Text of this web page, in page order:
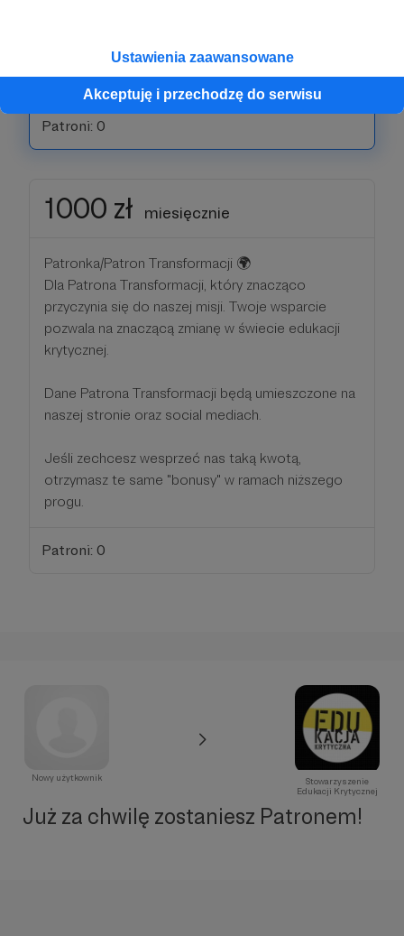
Ustawienia zaawansowane
Akceptuję i przechodzę do serwisu
otrzymasz te same "bonusy" w ramach niższego
progu.
Patroni: 0
1000 zł miesięcznie
Patronka/Patron Transformacji 🌍
Dla Patrona Transformacji, który znacząco
przyczynia się do naszej misji. Twoje wsparcie
pozwala na znaczącą zmianę w świecie edukacji
krytycznej.
Dane Patrona Transformacji będą umieszczone na
naszej stronie oraz social mediach.
Jeśli zechcesz wesprzeć nas taką kwotą,
otrzymasz te same "bonusy" w ramach niższego
progu.
Patroni: 0
Nowy użytkownik
Stowarzyszenie
Edukacji Krytycznej
Już za chwilę zostaniesz Patronem!